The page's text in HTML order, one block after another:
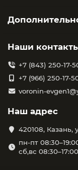
Наши
+7 (843) 250-17-
+7 (966) 250-17-
voronin-
Наш адрес
420108, Казань,
пн-пт
сб,вс 08:30–17:00